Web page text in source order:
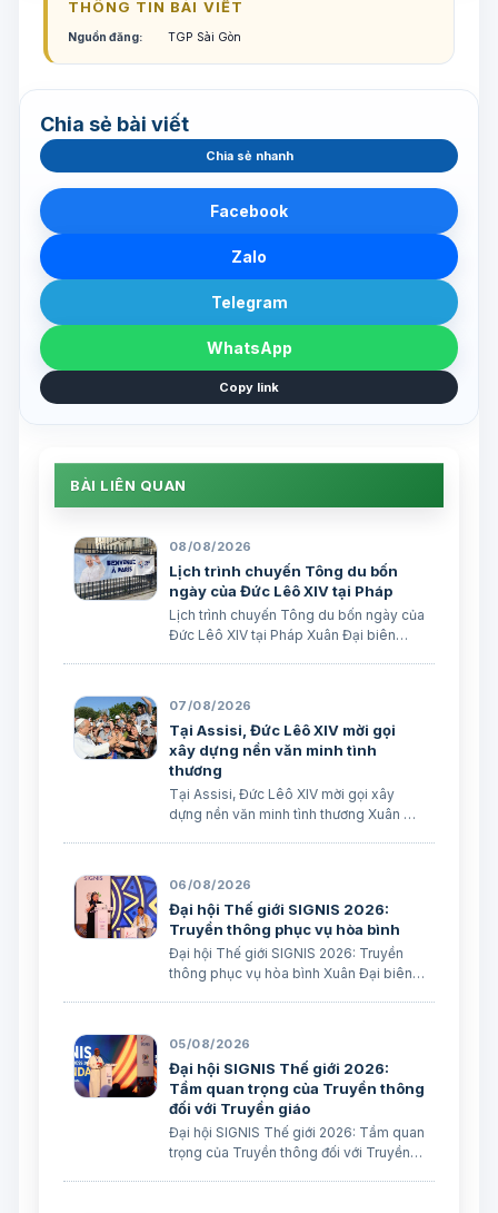
THÔNG TIN BÀI VIẾT
Nguồn đăng: TGP Sài Gòn
Chia sẻ bài viết
Chia sẻ nhanh
Facebook
Zalo
Telegram
WhatsApp
Copy link
BÀI LIÊN QUAN
08/08/2026
Lịch trình chuyến Tông du bốn
ngày của Đức Lêô XIV tại Pháp
Lịch trình chuyến Tông du bốn ngày của
Đức Lêô XIV tại Pháp Xuân Đại biên
07/08/2026
Tại Assisi, Đức Lêô XIV mời gọi
xây dựng nền văn minh tình
thương
Tại Assisi, Đức Lêô XIV mời gọi xây
dựng nền văn minh tình thương Xuân Đại
06/08/2026
Đại hội Thế giới SIGNIS 2026:
Truyền thông phục vụ hòa bình
Đại hội Thế giới SIGNIS 2026: Truyền
thông phục vụ hòa bình Xuân Đại biên
05/08/2026
Đại hội SIGNIS Thế giới 2026:
Tầm quan trọng của Truyền thông
đối với Truyền giáo
Đại hội SIGNIS Thế giới 2026: Tầm quan
trọng của Truyền thông đối với Truyền